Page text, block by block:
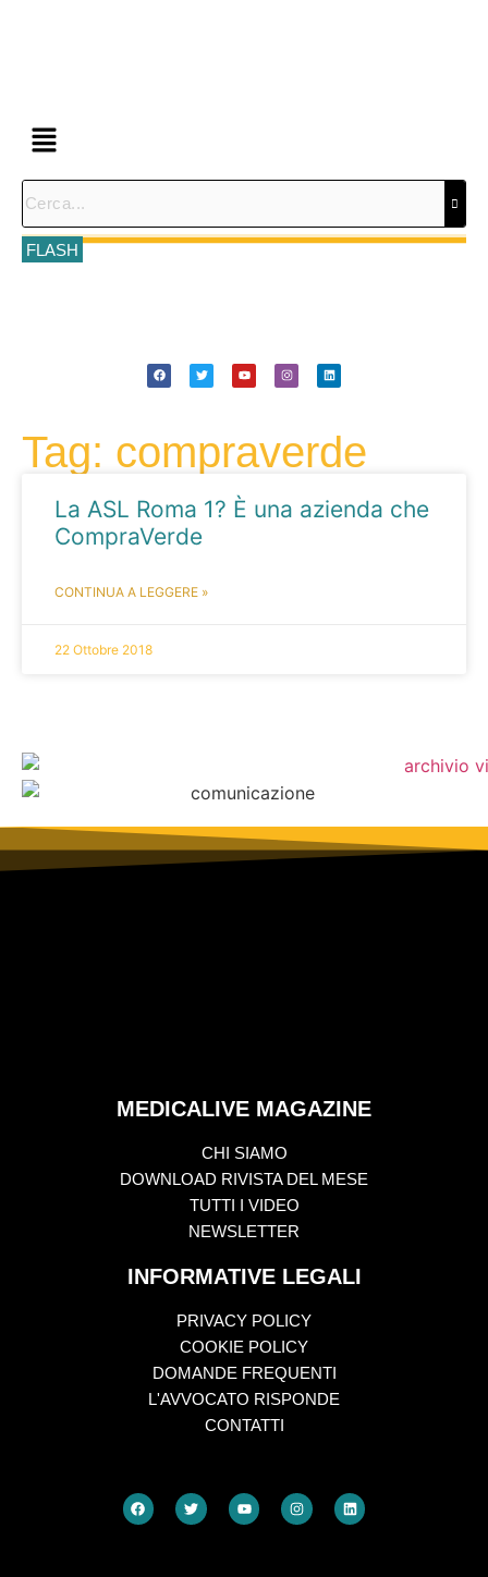
FLASH
Tag: compraverde
La ASL Roma 1? È una azienda che
CompraVerde
CONTINUA A LEGGERE »
22 Ottobre 2018
MEDICALIVE MAGAZINE
CHI SIAMO
DOWNLOAD RIVISTA DEL MESE
TUTTI I VIDEO
NEWSLETTER
INFORMATIVE LEGALI
PRIVACY POLICY
COOKIE POLICY
DOMANDE FREQUENTI
L'AVVOCATO RISPONDE
CONTATTI